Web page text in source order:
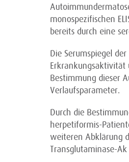
monospezifischen
bereits durch eine
Die Serumspiegel
Bestimmung dieser
Verlaufsparameter.
Durch die
herpetiformis-
weiteren Abklärung
Transglutaminase-